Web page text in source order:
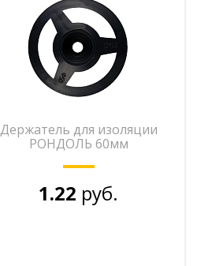
Держатель для изоляции
РОНДОЛЬ 60мм
1.22 руб.